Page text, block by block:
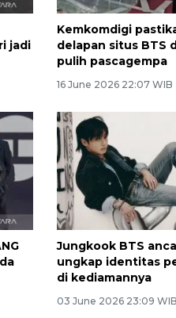
jadi
Kemkomdigi
delapan situs BTS
pulih pascagempa
16 June 2026 22:07 WIB
Jungkook BTS
ungkap identitas
di kediamannya
03 June 2026 23:09 WIB